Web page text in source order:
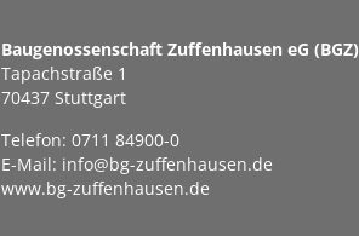
Baugenossenschaft Zuffenhausen eG (BGZ)
Tapachstraße 1
70437 Stuttgart
Telefon: 0711 84900-0
E-Mail: info@bg-zuffenhausen.de
www.bg-zuffenhausen.de